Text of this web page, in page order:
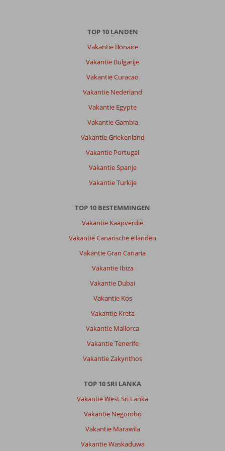
TOP 10 LANDEN
Vakantie Bonaire
Vakantie Bulgarije
Vakantie Curacao
Vakantie Nederland
Vakantie Egypte
Vakantie Gambia
Vakantie Griekenland
Vakantie Portugal
Vakantie Spanje
Vakantie Turkije
TOP 10 BESTEMMINGEN
Vakantie Kaapverdië
Vakantie Canarische eilanden
Vakantie Gran Canaria
Vakantie Ibiza
Vakantie Dubai
Vakantie Kos
Vakantie Kreta
Vakantie Mallorca
Vakantie Tenerife
Vakantie Zakynthos
TOP 10 SRI LANKA
Vakantie West Sri Lanka
Vakantie Negombo
Vakantie Marawila
Vakantie Waskaduwa